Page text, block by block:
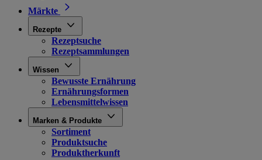
Märkte
Rezepte
Rezeptsuche
Rezeptsammlungen
Wissen
Bewusste Ernährung
Ernährungsformen
Lebensmittelwissen
Marken & Produkte
Sortiment
Produktsuche
Produktherkunft